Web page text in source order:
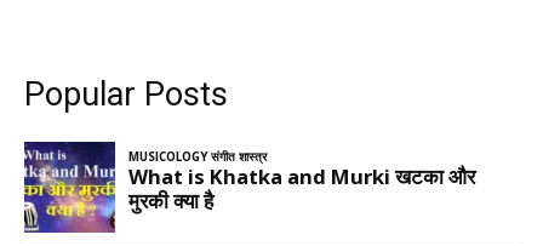
Popular Posts